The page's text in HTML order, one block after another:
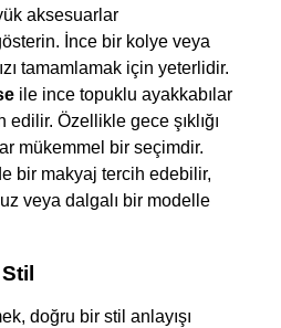
aksesuarlar
İnce bir kolye veya
tamamlamak için yeterlidir.
ile ince topuklu ayakkabılar
Özellikle gece şıklığı
mükemmel bir seçimdir.
bir makyaj tercih edebilir,
veya dalgalı bir modelle
doğru bir stil anlayışı